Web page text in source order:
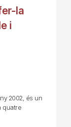
la
i
2002, és un
quatre